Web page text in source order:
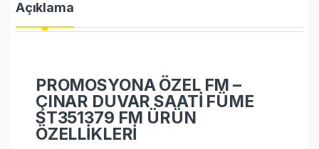
Açıklama
PROMOSYONA ÖZEL FM –
ÇINAR DUVAR SAATİ FÜME
ST351379 FM ÜRÜN
ÖZELLİKLERİ